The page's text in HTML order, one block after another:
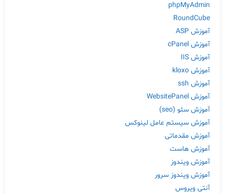
phpMyAdmin
RoundCube
آموزش ASP
آموزش cPanel
آموزش IIS
آموزش kloxo
آموزش ssh
آموزش WebsitePanel
آموزش سئو (seo)
آموزش سیستم عامل لینوکس
آموزش مقدماتی
آموزش هاست
آموزش ویندوز
آموزش ویندوز سرور
آنتی ویروس